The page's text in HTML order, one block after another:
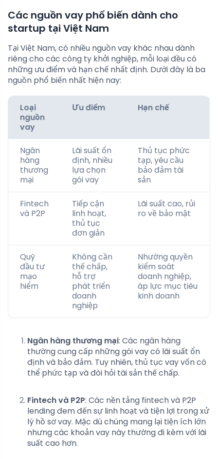
Các nguồn vay phổ biến dành cho
startup tại Việt Nam
Tại Việt Nam, có nhiều nguồn vay khác nhau dành
riêng cho các công ty khởi nghiệp, mỗi loại đều có
những ưu điểm và hạn chế nhất định. Dưới đây là ba
nguồn phổ biến nhất hiện nay:
Loại
nguồn
vay
Ưu điểm Hạn chế
Ngân
hàng
thương
mại
Lãi suất ổn
định, nhiều
lựa chọn
gói vay
Thủ tục phức
tạp, yêu cầu
bảo đảm tài
sản
Fintech
và P2P
Tiếp cận
linh hoạt,
thủ tục
đơn giản
Lãi suất cao, rủi
ro về bảo mật
Quỹ
đầu tư
mạo
hiểm
Không cần
thế chấp,
hỗ trợ
phát triển
doanh
nghiệp
Nhường quyền
kiểm soát
doanh nghiệp,
áp lực mục tiêu
kinh doanh
Ngân hàng thương mại: Các ngân hàng
thường cung cấp những gói vay có lãi suất ổn
định và bảo đảm. Tuy nhiên, thủ tục vay vốn có
thể phức tạp và đòi hỏi tài sản thế chấp.
Fintech và P2P: Các nền tảng fintech và P2P
lending đem đến sự linh hoạt và tiện lợi trong xử
lý hồ sơ vay. Mặc dù chúng mang lại tiện ích lớn
nhưng các khoản vay này thường đi kèm với lãi
suất cao hơn.